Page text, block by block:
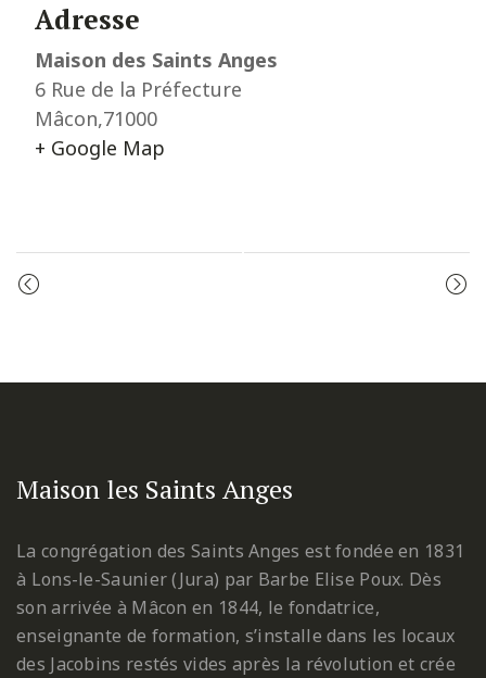
Adresse
Maison des Saints Anges
6 Rue de la Préfecture
Mâcon,71000
+ Google Map
Event
Maison les Saints Anges
La congrégation des Saints Anges est fondée en 1831
à Lons-le-Saunier (Jura) par Barbe Elise Poux. Dès
son arrivée à Mâcon en 1844, le fondatrice,
enseignante de formation, s’installe dans les locaux
des Jacobins restés vides après la révolution et crée